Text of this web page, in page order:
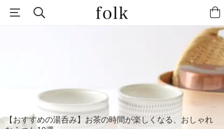
【おすすめの湯呑み】お茶の時間が楽しくなる、おしゃれ